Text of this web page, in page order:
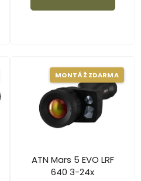
MONTÁŽ ZDARMA
ATN Mars 5 EVO LRF
640 3-24x